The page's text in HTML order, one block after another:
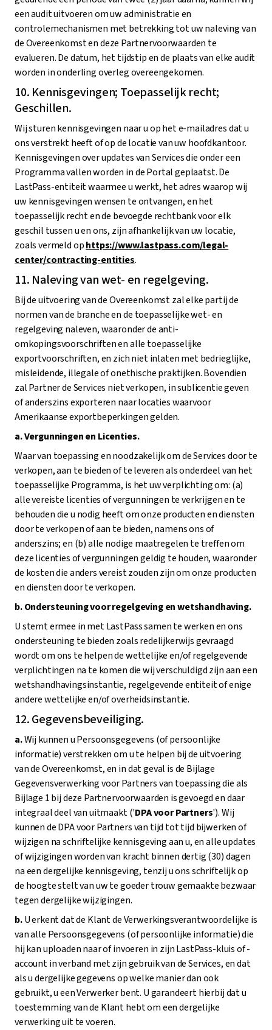
een audit uitvoeren om uw administratie en
controlemechanismen met betrekking tot uw naleving van
de Overeenkomst en deze Partnervoorwaarden te
evalueren. De datum, het tijdstip en de plaats van elke audit
worden in onderling overleg overeengekomen.
10. Kennisgevingen; Toepasselijk recht;
Geschillen.
Wij sturen kennisgevingen naar u op het e-mailadres dat u
ons verstrekt heeft of op de locatie van uw hoofdkantoor.
Kennisgevingen over updates van Services die onder een
Programma vallen worden in de Portal geplaatst. De
LastPass-entiteit waarmee u werkt, het adres waarop wij
uw kennisgevingen wensen te ontvangen, en het
toepasselijk recht en de bevoegde rechtbank voor elk
geschil tussen u en ons, zijn afhankelijk van uw locatie,
zoals vermeld ophttps://www.lastpass.com/legal-
center/contracting-entities.
11. Naleving van wet- en regelgeving.
Bij de uitvoering van de Overeenkomst zal elke partij de
normen van de branche en de toepasselijke wet- en
regelgeving naleven, waaronder de anti-
omkopingsvoorschriften en alle toepasselijke
exportvoorschriften, en zich niet inlaten met bedrieglijke,
misleidende, illegale of onethische praktijken. Bovendien
zal Partner de Services niet verkopen, in sublicentie geven
of anderszins exporteren naar locaties waarvoor
Amerikaanse exportbeperkingen gelden.
a. Vergunningen en Licenties.
Waar van toepassing en noodzakelijk om de Services door te
verkopen, aan te bieden of te leveren als onderdeel van het
toepasselijke Programma, is het uw verplichting om: (a)
alle vereiste licenties of vergunningen te verkrijgen en te
behouden die u nodig heeft om onze producten en diensten
door te verkopen of aan te bieden, namens ons of
anderszins; en (b) alle nodige maatregelen te treffen om
deze licenties of vergunningen geldig te houden, waaronder
de kosten die anders vereist zouden zijn om onze producten
en diensten door te verkopen.
b. Ondersteuning voor regelgeving en wetshandhaving.
U stemt ermee in met LastPass samen te werken en ons
ondersteuning te bieden zoals redelijkerwijs gevraagd
wordt om ons te helpen de wettelijke en/of regelgevende
verplichtingen na te komen die wij verschuldigd zijn aan een
wetshandhavingsinstantie, regelgevende entiteit of enige
andere wettelijke en/of overheidsinstantie.
12. Gegevensbeveiliging.
a.Wij kunnen u Persoonsgegevens (of persoonlijke
informatie) verstrekken om u te helpen bij de uitvoering
van de Overeenkomst, en in dat geval is de Bijlage
Gegevensverwerking voor Partners van toepassing die als
Bijlage 1 bij deze Partnervoorwaarden is gevoegd en daar
integraal deel van uitmaakt ('DPA voor Partners'). Wij
kunnen de DPA voor Partners van tijd tot tijd bijwerken of
wijzigen na schriftelijke kennisgeving aan u, en alle updates
of wijzigingen worden van kracht binnen dertig (30) dagen
na een dergelijke kennisgeving, tenzij u ons schriftelijk op
de hoogte stelt van uw te goeder trouw gemaakte bezwaar
tegen dergelijke wijzigingen.
b.U erkent dat de Klant de Verwerkingsverantwoordelijke is
van alle Persoonsgegevens (of persoonlijke informatie) die
hij kan uploaden naar of invoeren in zijn LastPass-kluis of -
account in verband met zijn gebruik van de Services, en dat
als u dergelijke gegevens op welke manier dan ook
gebruikt, u een Verwerker bent. U garandeert hierbij dat u
toestemming van de Klant hebt om een dergelijke
verwerking uit te voeren.